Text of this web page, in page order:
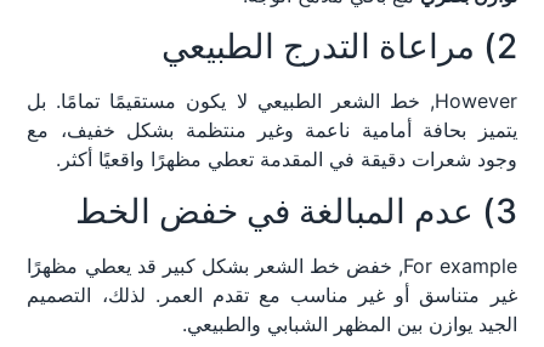
2) مراعاة التدرج الطبيعي
However, خط الشعر الطبيعي لا يكون مستقيمًا تمامًا. بل
يتميز بحافة أمامية ناعمة وغير منتظمة بشكل خفيف، مع
وجود شعرات دقيقة في المقدمة تعطي مظهرًا واقعيًا أكثر.
3) عدم المبالغة في خفض الخط
For example, خفض خط الشعر بشكل كبير قد يعطي مظهرًا
غير متناسق أو غير مناسب مع تقدم العمر. لذلك، التصميم
الجيد يوازن بين المظهر الشبابي والطبيعي.